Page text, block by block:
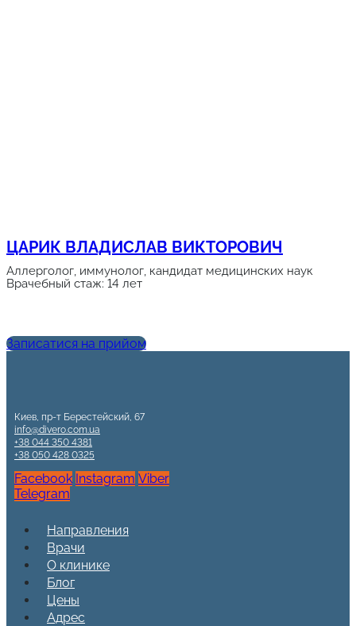
ЦАРИК ВЛАДИСЛАВ ВИКТОРОВИЧ
Аллерголог, иммунолог, кандидат медицинских наук
Врачебный стаж: 14 лет
Записатися на прийом
Киев, пр-т Берестейский, 67
info@divero.com.ua
+38 044 350 4381
+38 050 428 0325
Facebook Instagram Viber
Telegram
Направления
Врачи
О клинике
Блог
Цены
Адрес